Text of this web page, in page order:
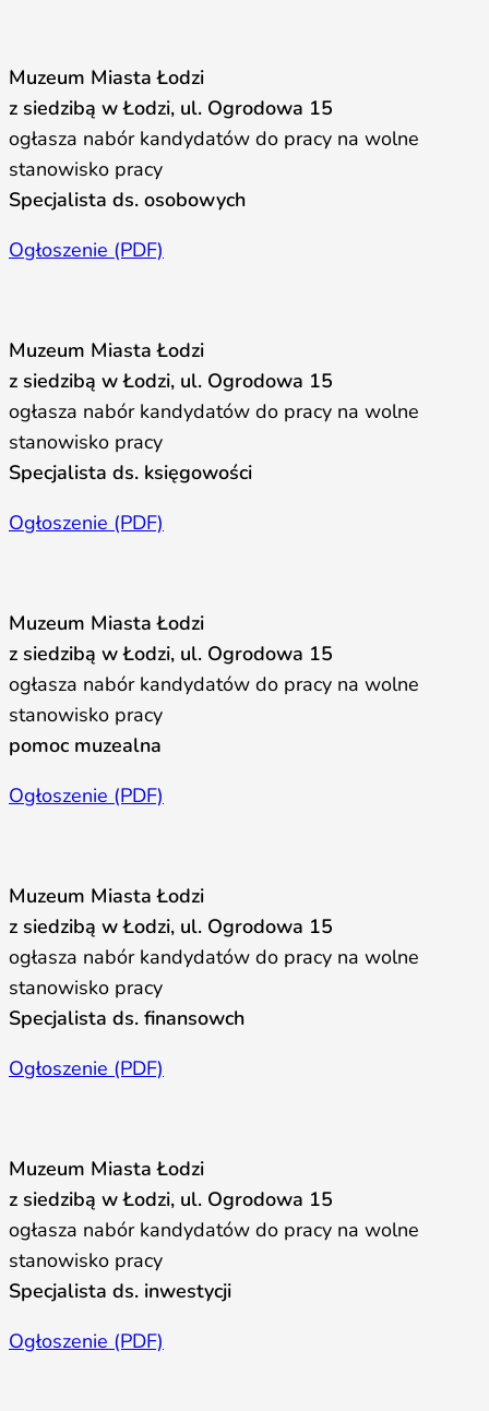
Muzeum Miasta Łodzi
z siedzibą w Łodzi, ul. Ogrodowa 15
ogłasza nabór kandydatów do pracy na wolne
stanowisko pracy
Specjalista ds. osobowych
Ogłoszenie (PDF)
Muzeum Miasta Łodzi
z siedzibą w Łodzi, ul. Ogrodowa 15
ogłasza nabór kandydatów do pracy na wolne
stanowisko pracy
Specjalista ds. księgowości
Ogłoszenie (PDF)
Muzeum Miasta Łodzi
z siedzibą w Łodzi, ul. Ogrodowa 15
ogłasza nabór kandydatów do pracy na wolne
stanowisko pracy
pomoc muzealna
Ogłoszenie (PDF)
Muzeum Miasta Łodzi
z siedzibą w Łodzi, ul. Ogrodowa 15
ogłasza nabór kandydatów do pracy na wolne
stanowisko pracy
Specjalista ds. finansowch
Ogłoszenie (PDF)
Muzeum Miasta Łodzi
z siedzibą w Łodzi, ul. Ogrodowa 15
ogłasza nabór kandydatów do pracy na wolne
stanowisko pracy
Specjalista ds. inwestycji
Ogłoszenie (PDF)